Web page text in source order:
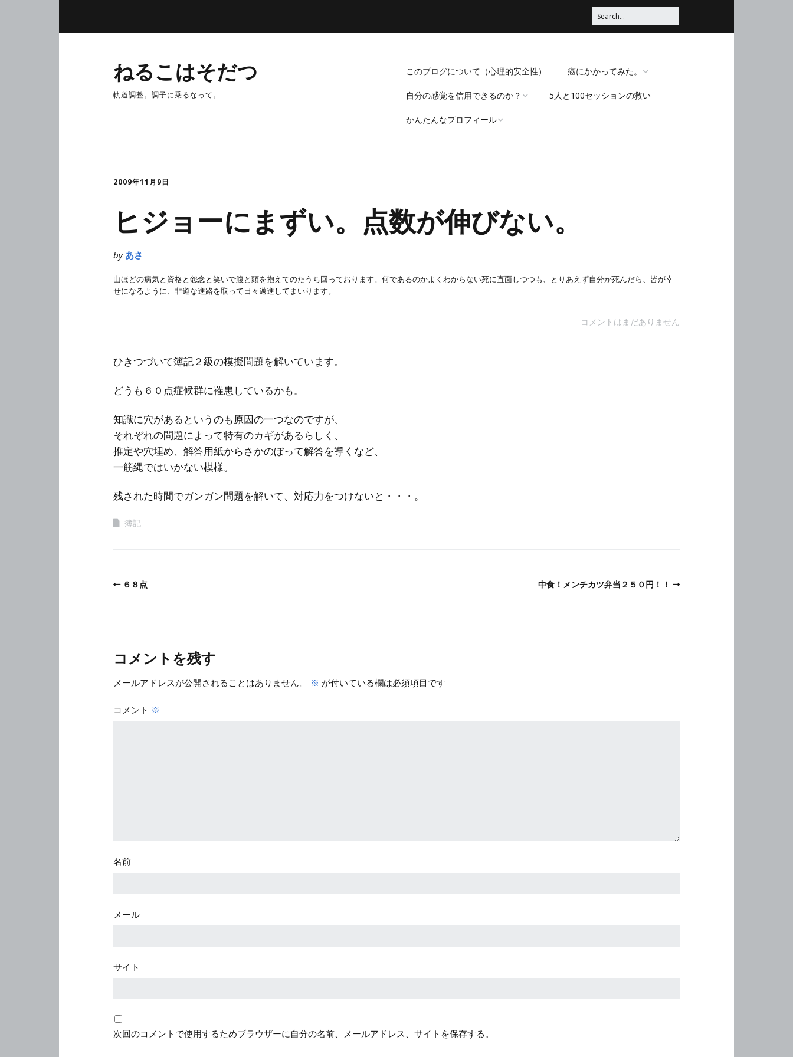
ねるこはそだつ
軌道調整。調子に乗るなって。
このブログについて（心理的安全性） 癌にかかってみた。
脳みそほじくられてみ
自分の感覚を信用できるのか？
「死にたい」と思うことについ
5人と100セッションの救い
かんたんなプロフィール
2009年11月9日
ヒジョーにまずい。点数が伸びない。
by あさ
山ほどの病気と資格と怨念と笑いで腹と頭を抱えてのたうち回っております。何であるのかよくわからない死に直面しつつも、とりあえず自分が死んだら、皆が幸
せになるように、非道な進路を取って日々邁進してまいります。
コメントはまだありません
ひきつづいて簿記２級の模擬問題を解いています。
どうも６０点症候群に罹患しているかも。
知識に穴があるというのも原因の一つなのですが、
それぞれの問題によって特有のカギがあるらしく、
推定や穴埋め、解答用紙からさかのぼって解答を導くなど、
一筋縄ではいかない模様。
残された時間でガンガン問題を解いて、対応力をつけないと・・・。
簿記
６８点 中食！メンチカツ弁当２５０円！！
コメントを残す
メールアドレスが公開されることはありません。 ※ が付いている欄は必須項目です
コメント ※
名前
メール
サイト
次回のコメントで使用するためブラウザーに自分の名前、メールアドレス、サイトを保存する。